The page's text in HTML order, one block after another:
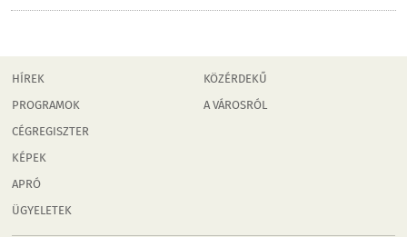
HÍREK
PROGRAMOK
CÉGREGISZTER
KÉPEK
APRÓ
ÜGYELETEK
KÖZÉRDEKŰ
A VÁROSRÓL